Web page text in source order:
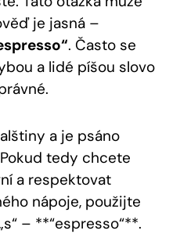
je jasná –
. Často se
a lidé píšou slovo
a je psáno
tedy chcete
a respektovat
nápoje, použijte
– **“espresso“**.